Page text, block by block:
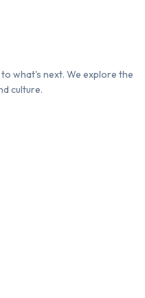
what's next. We explore the
culture.